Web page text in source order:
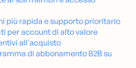
più rapida e supporto prioritario
per account di alto valore
all'acquisto
di abbonamento B2B su